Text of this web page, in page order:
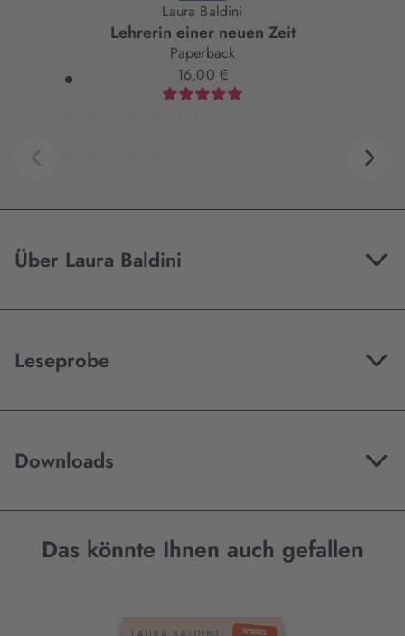
Laura Baldini
Lehrerin einer neuen Zeit
Paperback
16,00 €
Über Laura Baldini
Leseprobe
Downloads
Das könnte Ihnen auch gefallen